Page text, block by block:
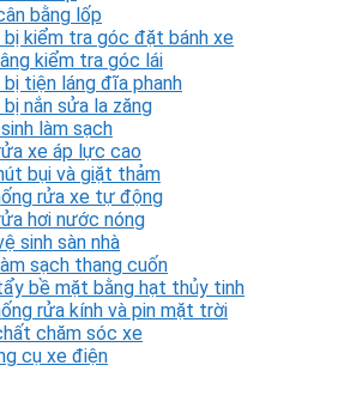
bằng lốp
kiểm tra góc đặt bánh xe
kiểm tra góc lái
tiện láng đĩa phanh
nắn sửa la zăng
làm sạch
xe áp lực cao
bụi và giặt thảm
rửa xe tự động
hơi nước nóng
sinh sàn nhà
sạch thang cuốn
bề mặt bằng hạt thủy tinh
rửa kính và pin mặt trời
chăm sóc xe
cụ xe điện